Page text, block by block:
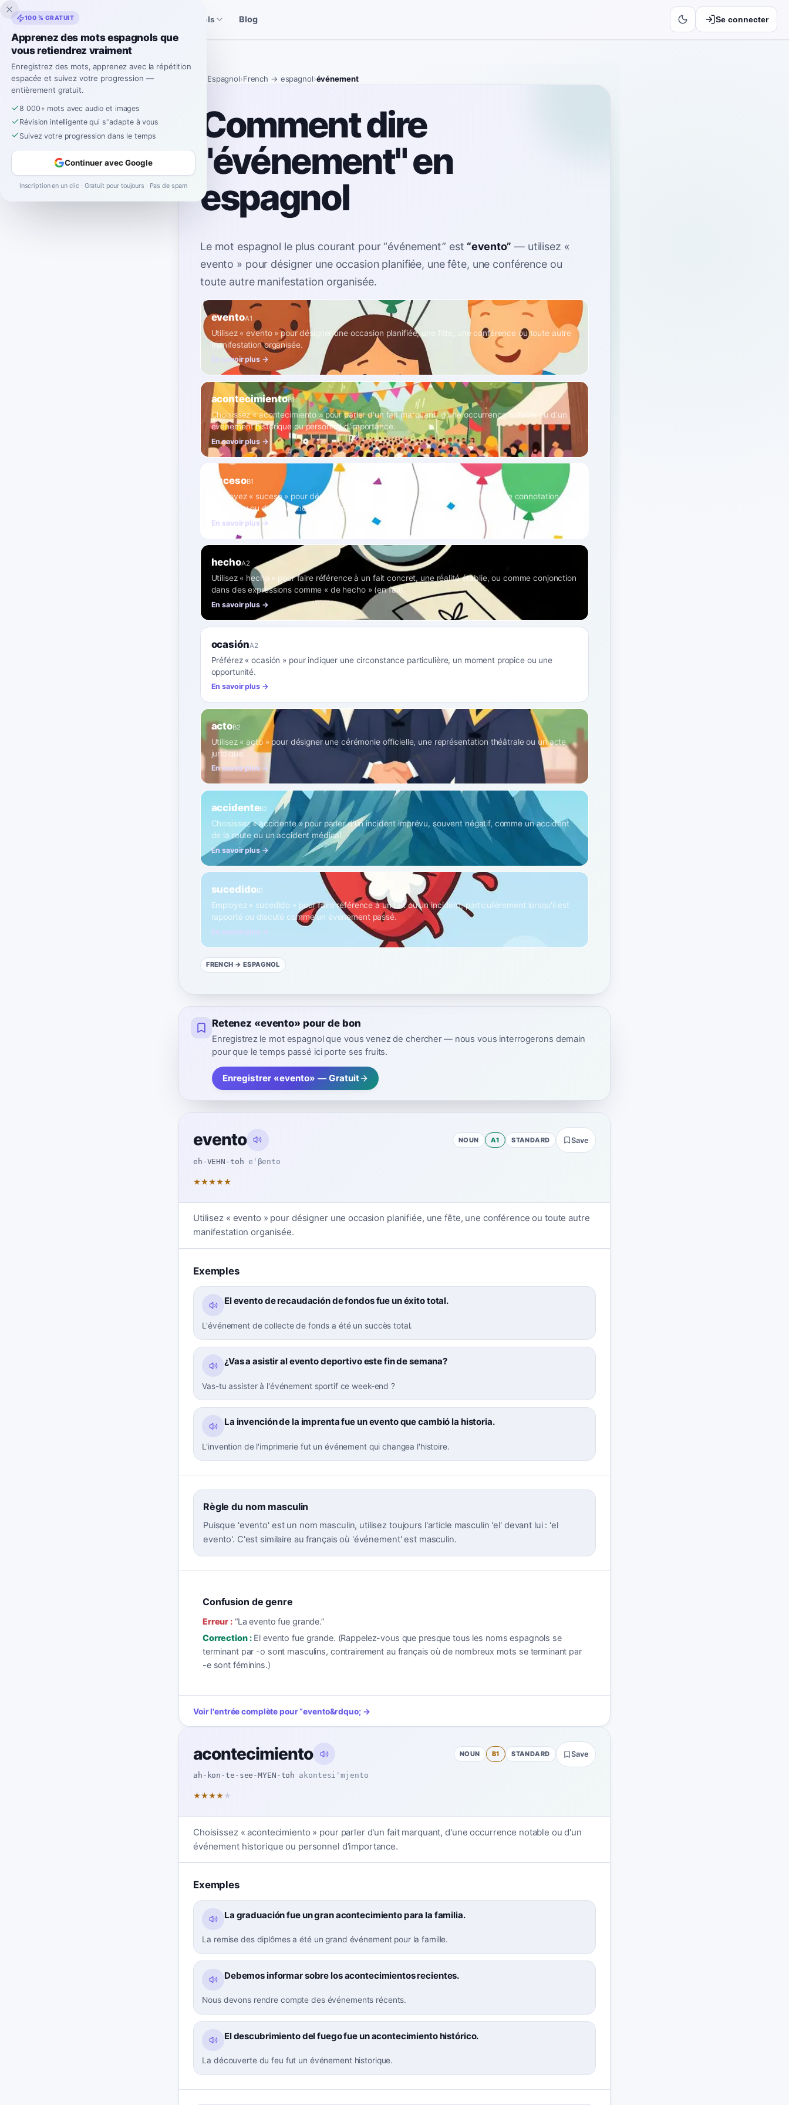
Inklingo Outils espagnols Blog Se connecter
Espagnol›French → espagnol›événement
Comment dire
"événement" en
espagnol
Le mot espagnol le plus courant pour“événement” est “evento” — utilisez «
evento » pour désigner une occasion planifiée, une fête, une conférence ou
toute autre manifestation organisée.
eventoA1
Utilisez « evento » pour désigner une occasion planifiée, une fête, une conférence ou toute autre
manifestation organisée.
En savoir plus →
acontecimientoB1
Choisissez « acontecimiento » pour parler d'un fait marquant, d'une occurrence notable ou d'un
événement historique ou personnel d'importance.
En savoir plus →
sucesoB1
Employez « suceso » pour décrire quelque chose qui se passe, souvent avec une connotation
d'imprévu ou d'importance dans l'actualité.
En savoir plus →
hechoA2
Utilisez « hecho » pour faire référence à un fait concret, une réalité établie, ou comme conjonction
dans des expressions comme « de hecho » (en fait).
En savoir plus →
ocasiónA2
Préférez « ocasión » pour indiquer une circonstance particulière, un moment propice ou une
opportunité.
En savoir plus →
actoB2
Utilisez « acto » pour désigner une cérémonie officielle, une représentation théâtrale ou un acte
juridique.
En savoir plus →
accidenteB2
Choisissez « accidente » pour parler d'un incident imprévu, souvent négatif, comme un accident
de la route ou un accident médical.
En savoir plus →
sucedidoB1
Employez « sucedido » pour faire référence à un fait ou un incident, particulièrement lorsqu'il est
rapporté ou discuté comme un événement passé.
En savoir plus →
FRENCH → ESPAGNOL
Retenez «evento» pour de bon
Enregistrez le mot espagnol que vous venez de chercher — nous vous interrogerons demain
pour que le temps passé ici porte ses fruits.
Enregistrer «evento» — Gratuit
evento
eh-VEHN-toh eˈβento
NOUN A1 STANDARD Save
★★★★★
Utilisez « evento » pour désigner une occasion planifiée, une fête, une conférence ou toute autre
manifestation organisée.
Exemples
El evento de recaudación de fondos fue un éxito total.
L'événement de collecte de fonds a été un succès total.
¿Vas a asistir al evento deportivo este fin de semana?
Vas-tu assister à l'événement sportif ce week-end ?
La invención de la imprenta fue un evento que cambió la historia.
L'invention de l'imprimerie fut un événement qui changea l'histoire.
Règle du nom masculin
Puisque 'evento' est un nom masculin, utilisez toujours l'article masculin 'el' devant lui : 'el
evento'. C'est similaire au français où 'événement' est masculin.
Confusion de genre
Erreur :“La evento fue grande.”
Correction : El evento fue grande. (Rappelez-vous que presque tous les noms espagnols se
terminant par -o sont masculins, contrairement au français où de nombreux mots se terminant par
-e sont féminins.)
Voir l'entrée complète pour“evento&rdquo; →
acontecimiento
ah-kon-te-see-MYEN-toh akontesiˈmjento
NOUN B1 STANDARD Save
★★★★ ★
Choisissez « acontecimiento » pour parler d'un fait marquant, d'une occurrence notable ou d'un
événement historique ou personnel d'importance.
Exemples
La graduación fue un gran acontecimiento para la familia.
La remise des diplômes a été un grand événement pour la famille.
Debemos informar sobre los acontecimientos recientes.
Nous devons rendre compte des événements récents.
El descubrimiento del fuego fue un acontecimiento histórico.
La découverte du feu fut un événement historique.
100 % GRATUIT
Apprenez des mots espagnols que
vous retiendrez vraiment
Enregistrez des mots, apprenez avec la répétition
espacée et suivez votre progression —
entièrement gratuit.
8 000+ mots avec audio et images
Révision intelligente qui s''adapte à vous
Suivez votre progression dans le temps
Continuer avec Google
Inscription en un clic · Gratuit pour toujours · Pas de spam